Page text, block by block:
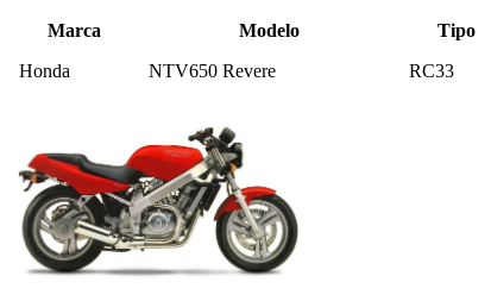
Marca Modelo Tipo
Honda
NTV650 Revere RC33